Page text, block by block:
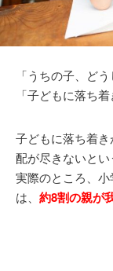
「うちの子、ど
「子どもに落ち
子どもに落ち着
配が尽きないとい
実際のところ、
は、 約8割の親が